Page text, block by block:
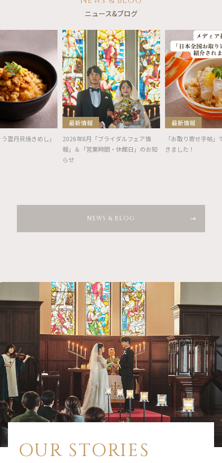
ニュース&ブログ
雲丹貝焼きめし」
最新情報
2026年8月「ブライダルフェア情
報」＆「営業時間・休館日」のお知
らせ
最新情報
「お取り寄せ手帖
きました！
NEWS & BLOG
OUR STORIES